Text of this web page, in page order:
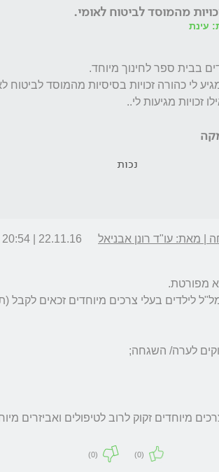
מהמוסד לביטוח לאומי.
נכות
| מאת: עו"ד רונן אבניאל 22.11.16 | 20:54
(0)
(0)